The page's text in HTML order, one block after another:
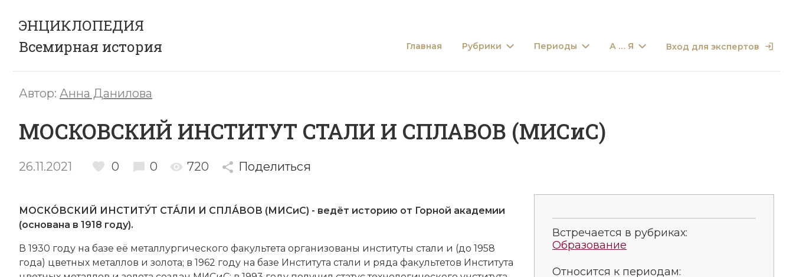
ЭНЦИКЛОПЕДИЯ
Всемирная история
Главная Рубрики Периоды А … Я Вход для экспертов
Автор: Анна Данилова
МОСКОВСКИЙ ИНСТИТУТ СТАЛИ И СПЛАВОВ (МИСиС)
26.11.2021 0 0 720 Поделиться
МОСКО́ВСКИЙ ИНСТИТУ́Т СТА́ЛИ И СПЛА́ВОВ (МИСиС) - ве­дёт ис­то­рию от Гор­ной ака­де­мии
(ос­но­ва­на в 1918 году).
В 1930 году на ба­зе её ме­тал­лур­гического факультета ор­га­ни­зо­ва­ны институты ста­ли и (до 1958
года) цвет­ных ме­тал­лов и зо­ло­та; в 1962 году на ба­зе Института ста­ли и ря­да факультетов Института
Встречается в рубриках:
Образование
Относится к периодам: